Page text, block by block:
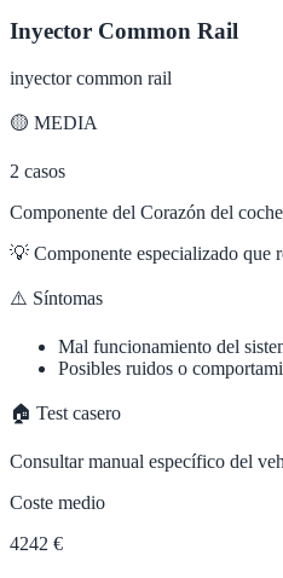
Inyector Common Rail
inyector common rail
🟡 MEDIA
2 casos
Componente del Corazón del coche
💡 Componente especializado que
⚠️ Síntomas
Mal funcionamiento del
Posibles ruidos o
🏠 Test casero
Consultar manual específico del
Coste medio
4242 €